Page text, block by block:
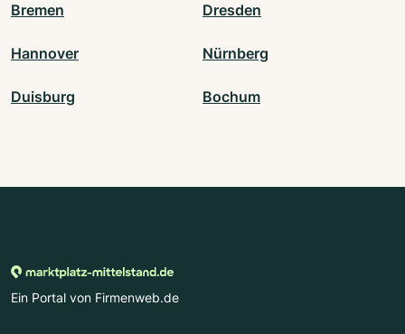
Bremen Dresden
Hannover Nürnberg
Duisburg Bochum
Ein Portal von Firmenweb.de